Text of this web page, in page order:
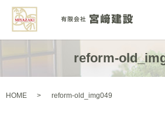
reform-
HOME reform-old_img049